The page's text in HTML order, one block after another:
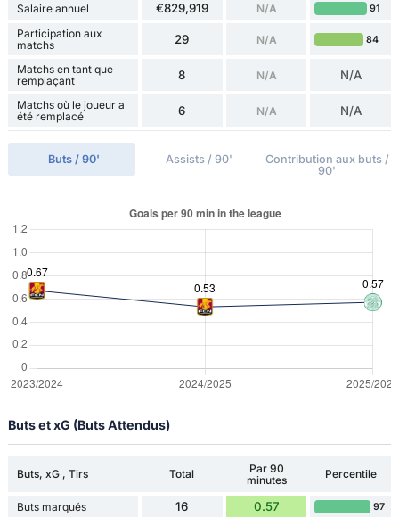
Salaire annuel €829,919 N/A 91
Participation aux
matchs
29 N/A 84
Matchs en tant que
remplaçant
8 N/A N/A
Matchs où le joueur a
été remplacé
6 N/A N/A
Buts / 90' Assists / 90'
Contribution aux buts /
90'
Buts et xG (Buts Attendus)
Buts, xG , Tirs Total
Par 90
minutes
Percentile
Buts marqués 16 0.57 97